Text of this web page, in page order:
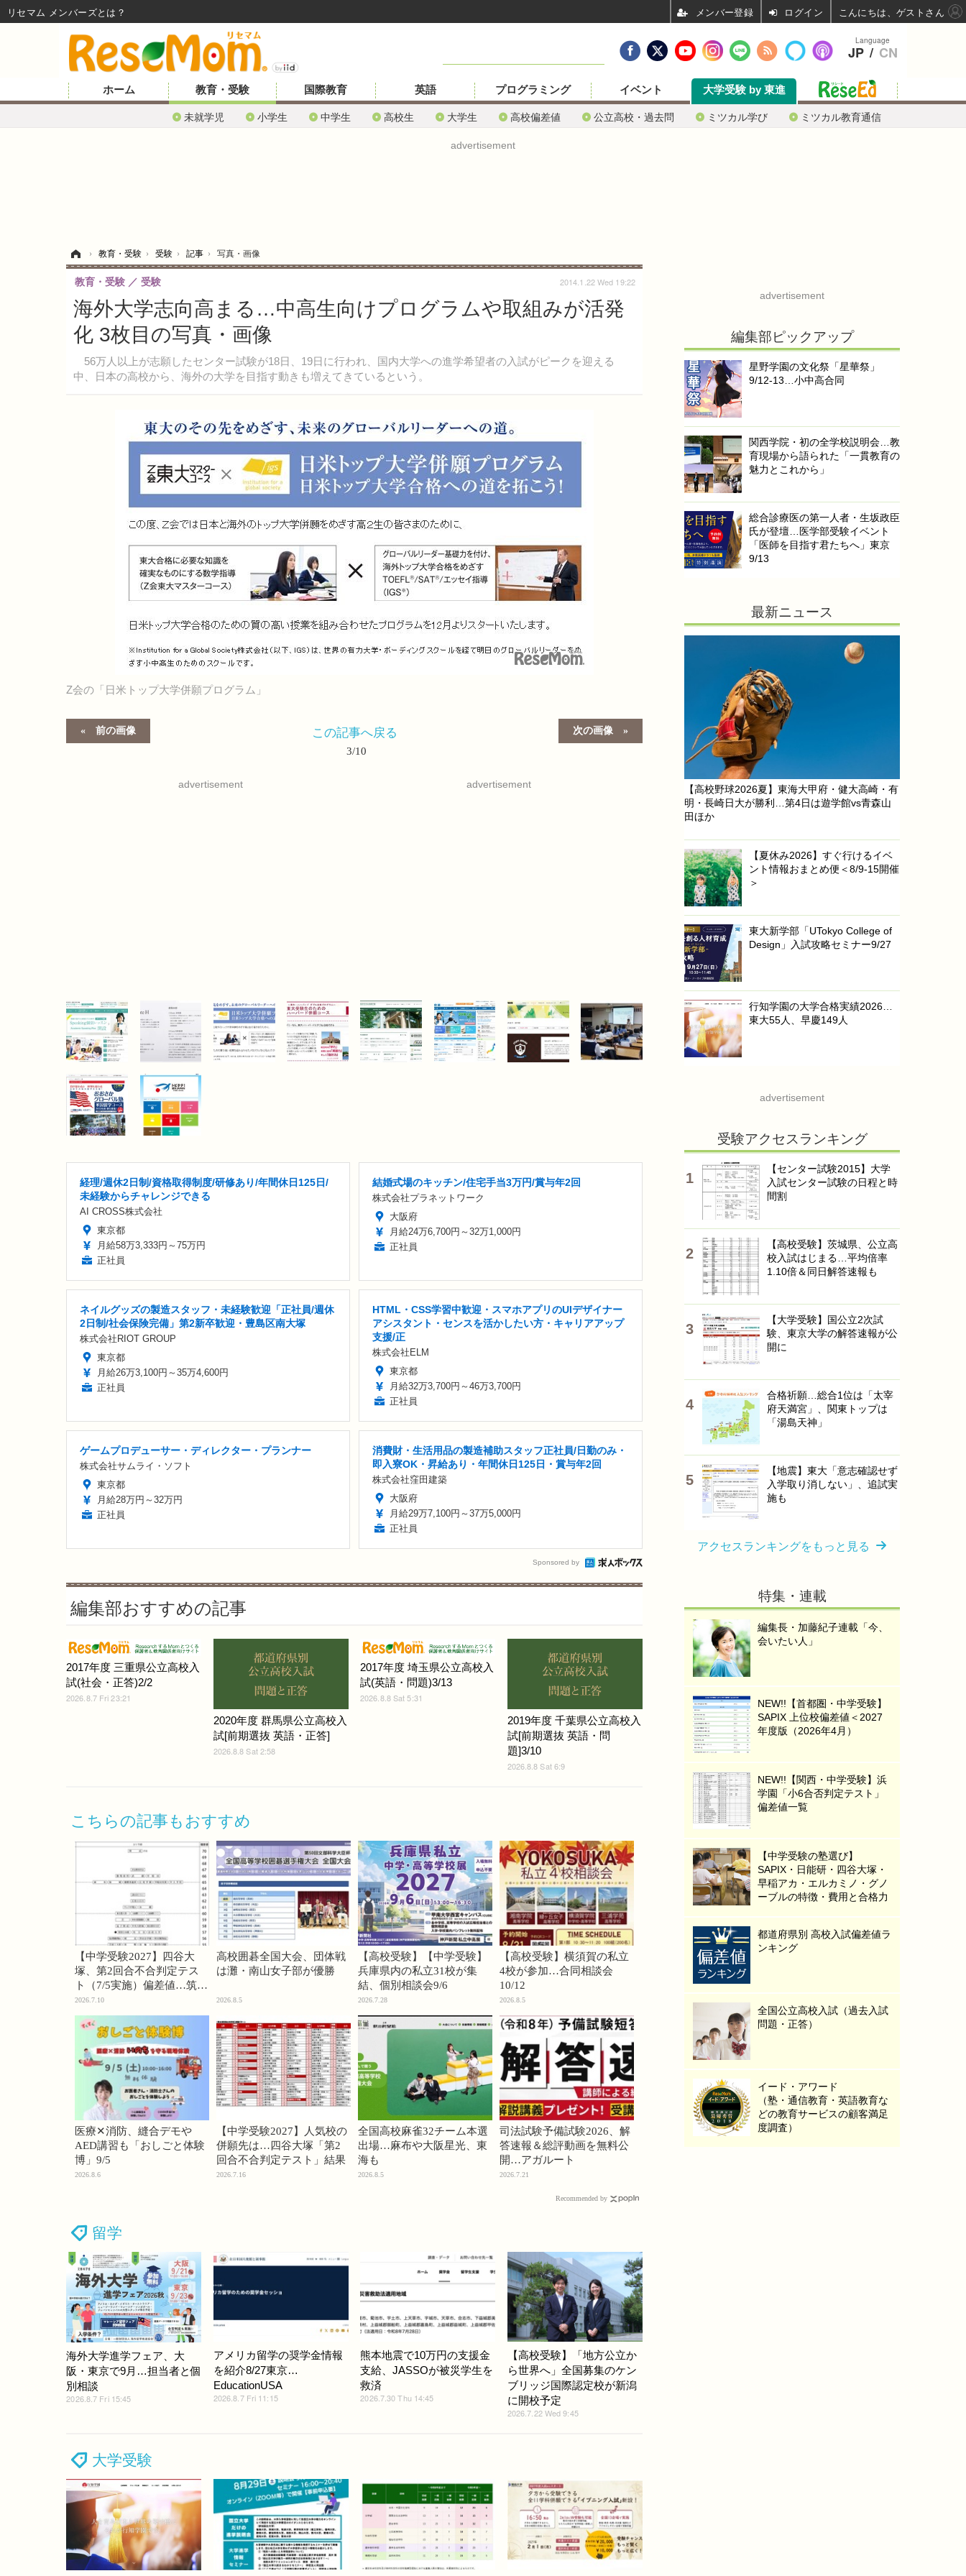
ホーム 教育・受験
未就学児 小学生 中学生 高校生 大学生 高校偏差値 公立高校・過去問 ミツカル学び ミツカル教育通信
国際教育 英語 プログラミング イベント 大学受験 by 東進
advertisement
› 教育・受験 › 受験 › 記事 › 写真・画像
海外大学志向高まる…中高生向けプログラムや取組みが活発
化 3枚目の写真・画像
56万人以上が志願したセンター試験が18日、19日に行われ、国内大学への進学希望者の入試がピークを迎える
中、日本の高校から、海外の大学を目指す動きも増えてきているという。
教育・受験 受験 2014.1.22 Wed 19:22
Z会の「日米トップ大学併願プログラム」
前の画像 次の画像
この記事へ戻る
3/10
advertisement advertisement
経理/週休2日制/資格取得制度/研修あり/年間休日125日/
未経験からチャレンジできる
AI CROSS株式会社
東京都
月給58万3,333円～75万円
正社員
結婚式場のキッチン/住宅手当3万円/賞与年2回
株式会社プラネットワーク
大阪府
月給24万6,700円～32万1,000円
正社員
ネイルグッズの製造スタッフ・未経験歓迎「正社員/週休
2日制/社会保険完備」第2新卒歓迎・豊島区南大塚
株式会社RIOT GROUP
東京都
月給26万3,100円～35万4,600円
正社員
HTML・CSS学習中歓迎・スマホアプリのUIデザイナー
アシスタント・センスを活かしたい方・キャリアアップ
支援/正
株式会社ELM
東京都
月給32万3,700円～46万3,700円
正社員
ゲームプロデューサー・ディレクター・プランナー
株式会社サムライ・ソフト
東京都
月給28万円～32万円
正社員
消費財・生活用品の製造補助スタッフ正社員/日勤のみ・
即入寮OK・昇給あり・年間休日125日・賞与年2回
株式会社窪田建築
大阪府
月給29万7,100円～37万5,000円
正社員
Sponsored by
編集部おすすめの記事
2017年度 三重県公立高校入
試(社会・正答)2/2
2026.8.7 Fri 23:21
2020年度 群馬県公立高校入
試[前期選抜 英語・正答]
2026.8.8 Sat 2:58
2017年度 埼玉県公立高校入
試(英語・問題)3/13
2026.8.8 Sat 5:31
2019年度 千葉県公立高校入
試[前期選抜 英語・問
題]3/10
2026.8.8 Sat 6:9
こちらの記事もおすすめ
【中学受験2027】四谷大
塚、第2回合不合判定テス
ト（7/5実施）偏差値…筑駒
74・桜蔭70＜PR＞
2026.7.10
高校囲碁全国大会、団体戦
は灘・南山女子部が優勝
2026.8.5
【高校受験】【中学受験】
兵庫県内の私立31校が集
結、個別相談会9/6
2026.7.28
【高校受験】横須賀の私立
4校が参加…合同相談会
10/12
2026.8.5
医療✕消防、縫合デモや
AED講習も「おしごと体験
博」9/5
2026.8.6
【中学受験2027】人気校の
併願先は…四谷大塚「第2
回合不合判定テスト」結果
2026.7.16
全国高校麻雀32チーム本選
出場…麻布や大阪星光、東
海も
2026.8.5
司法試験予備試験2026、解
答速報＆総評動画を無料公
開…アガルート
2026.7.21
Recommended by
留学
海外大学進学フェア、大
阪・東京で9月…担当者と個
別相談
2026.8.7 Fri 15:45
アメリカ留学の奨学金情報
を紹介8/27東京…
EducationUSA
2026.8.7 Fri 11:15
熊本地震で10万円の支援金
支給、JASSOが被災学生を
救済
2026.7.30 Thu 14:45
【高校受験】「地方公立か
ら世界へ」全国募集のケン
ブリッジ国際認定校が新潟
に開校予定
2026.7.22 Wed 9:45
大学受験
advertisement
編集部ピックアップ
星野学園の文化祭「星華祭」
9/12-13…小中高合同
関西学院・初の全学校説明会…教
育現場から語られた「一貫教育の
魅力とこれから」
総合診療医の第一人者・生坂政臣
氏が登壇…医学部受験イベント
「医師を目指す君たちへ」東京
9/13
最新ニュース
【高校野球2026夏】東海大甲府・健大高崎・有
明・長崎日大が勝利…第4日は遊学館vs青森山
田ほか
【夏休み2026】すぐ行けるイベ
ント情報おまとめ便＜8/9-15開催
＞
東大新学部「UTokyo College of
Design」入試攻略セミナー9/27
行知学園の大学合格実績2026…
東大55人、早慶149人
advertisement
受験アクセスランキング
【センター試験2015】大学
入試センター試験の日程と時
間割
【高校受験】茨城県、公立高
校入試はじまる…平均倍率
1.10倍＆同日解答速報も
【大学受験】国公立2次試
験、東京大学の解答速報が公
開に
合格祈願…総合1位は「太宰
府天満宮」、関東トップは
「湯島天神」
【地震】東大「意志確認せず
入学取り消しない」、追試実
施も
アクセスランキングをもっと見る
特集・連載
編集長・加藤紀子連載「今、
会いたい人」
NEW!!【首都圏・中学受験】
SAPIX 上位校偏差値＜2027
年度版（2026年4月）
NEW!!【関西・中学受験】浜
学園「小6合否判定テスト」
偏差値一覧
【中学受験の塾選び】
SAPIX・日能研・四谷大塚・
早稲アカ・エルカミノ・グノ
ーブルの特徴・費用と合格力
都道府県別 高校入試偏差値ラ
ンキング
全国公立高校入試（過去入試
問題・正答）
イード・アワード
（塾・通信教育・英語教育な
どの教育サービスの顧客満足
度調査）
Language
JP / CN
リセマム メンバーズ ログイン こんにちは、ゲストさん